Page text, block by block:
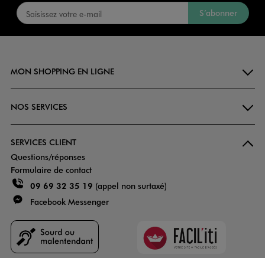
S’abonner
MON SHOPPING EN LIGNE
NOS SERVICES
SERVICES CLIENT
Questions/réponses
Formulaire de contact
09 69 32 35 19 (appel non surtaxé)
Facebook Messenger
Faciliti